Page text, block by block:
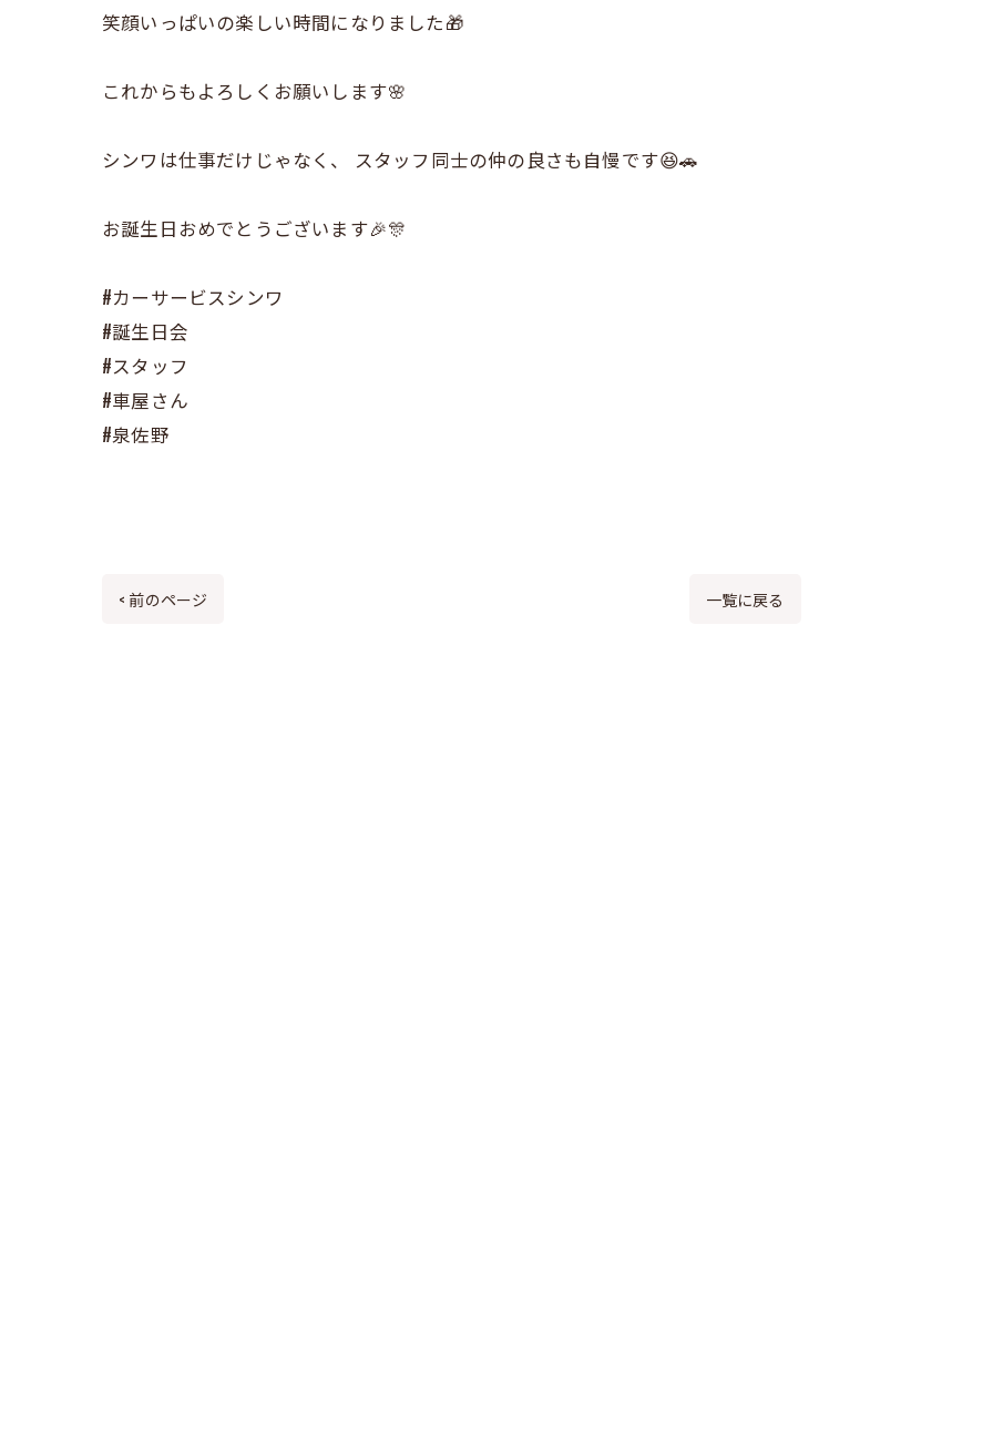
笑顔いっぱいの楽しい時間になりました🎁
これからもよろしくお願いします🌸
シンワは仕事だけじゃなく、 スタッフ同士の仲の良さも自慢です😆🚗
お誕生日おめでとうございます🎉🎊
#カーサービスシンワ
#誕生日会
#スタッフ
#車屋さん
#泉佐野
< 前のページ 一覧に戻る